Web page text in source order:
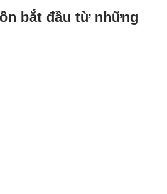
bắt đầu từ những